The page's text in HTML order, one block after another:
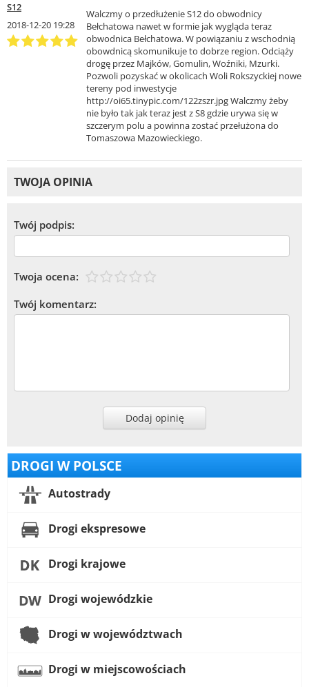
S12
2018-12-20 19:28
Walczmy o przedłużenie S12 do obwodnicy
Bełchatowa nawet w formie jak wygląda teraz
obwodnica Bełchatowa. W powiązaniu z wschodnią
obowdnicą skomunikuje to dobrze region. Odciąży
drogę przez Majków, Gomulin, Woźniki, Mzurki.
Pozwoli pozyskać w okolicach Woli Rokszyckiej nowe
tereny pod inwestycje
http://oi65.tinypic.com/122zszr.jpg Walczmy żeby
nie było tak jak teraz jest z S8 gdzie urywa się w
szczerym polu a powinna zostać przełużona do
Tomaszowa Mazowieckiego.
TWOJA OPINIA
Twój podpis:
Twoja ocena:
Twój komentarz:
Dodaj opinię
DROGI W POLSCE
Autostrady
Drogi ekspresowe
Drogi krajowe
Drogi wojewódzkie
Drogi w województwach
Drogi w miejscowościach